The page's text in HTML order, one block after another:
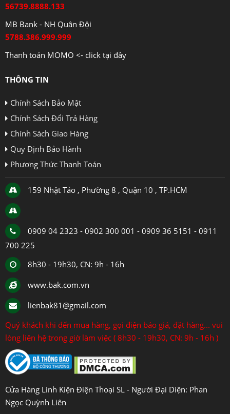
56739.8888.133
MB Bank - NH Quân Đội
5788.386.999.999
Thanh toán MOMO <- click tại đây
THÔNG TIN
Chính Sách Bảo Mật
Chính Sách Đổi Trả Hàng
Chính Sách Giao Hàng
Quy Định Bảo Hành
Phương Thức Thanh Toán
159 Nhật Tảo , Phường 8 , Quận 10 , TP.HCM
0909 04 2323 - 0902 300 001 - 0909 36 5151 - 0911
700 225
8h30 - 19h30, CN: 9h - 16h
www.bak.com.vn
lienbak81@gmail.com
Quý khách khi đến mua hàng, gọi điện báo giá, đặt hàng... vui
lòng liên hệ trong giờ làm việc ( 8h30 - 19h30, CN: 9h - 16h )
Cửa Hàng Linh Kiện Điện Thoại SL - Người Đại Diện: Phan
Ngọc Quỳnh Liên